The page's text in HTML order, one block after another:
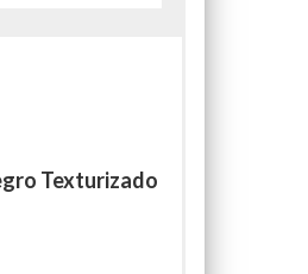
Texturizado